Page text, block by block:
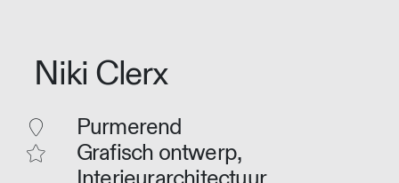
Niki Clerx
Purmerend
Grafisch ontwerp,